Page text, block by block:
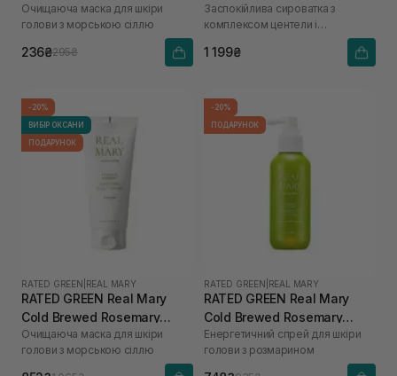
Purifyng Scalp Scaler 50 мл
Очищаюча маска для шкіри
голови з морською сіллю
236₴295₴
Заспокійлива сироватка з
комплексом центели і
1 199₴
-20%
ВИБІР ОКСАНИ
ПОДАРУНОК
RATED GREEN REAL MARY
RATED GREEN Real Mary
Cold Brewed Rosemary
Purifyng Scalp Scaler 200
мл
Очищаюча маска для шкіри
голови з морською сіллю
-20%
ПОДАРУНОК
RATED GREEN REAL MARY
RATED GREEN Real Mary
Cold Brewed Rosemary
Energizing Scalp Spray 120
мл
Енергетичний спрей для шкіри
голови з розмарином